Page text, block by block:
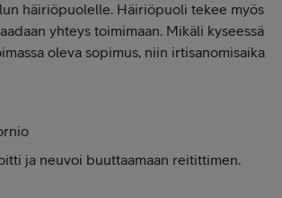
häiriöpuolelle. Häiriöpuoli tekee myös
yhteys toimimaan. Mikäli kyseessä
oleva sopimus, niin irtisanomisaika
ja neuvoi buuttaamaan reitittimen.